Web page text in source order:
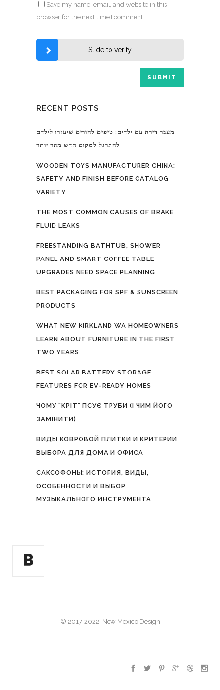
Save my name, email, and website in this
browser for the next time I comment.
Slide to verify
RECENT POSTS
מעבר דירה עם ילדים: טיפים להורים שיעזרו לילדם
להתרגל למקום חדש מהר יותר
WOODEN TOYS MANUFACTURER CHINA:
SAFETY AND FINISH BEFORE CATALOG
VARIETY
THE MOST COMMON CAUSES OF BRAKE
FLUID LEAKS
FREESTANDING BATHTUB, SHOWER
PANEL AND SMART COFFEE TABLE
UPGRADES NEED SPACE PLANNING
BEST PACKAGING FOR SPF & SUNSCREEN
PRODUCTS
WHAT NEW KIRKLAND WA HOMEOWNERS
LEARN ABOUT FURNITURE IN THE FIRST
TWO YEARS
BEST SOLAR BATTERY STORAGE
FEATURES FOR EV-READY HOMES
ЧОМУ “КРІТ” ПСУЄ ТРУБИ (І ЧИМ ЙОГО
ЗАМІНИТИ)
ВИДЫ КОВРОВОЙ ПЛИТКИ И КРИТЕРИИ
ВЫБОРА ДЛЯ ДОМА И ОФИСА
САКСОФОНЫ: ИСТОРИЯ, ВИДЫ,
ОСОБЕННОСТИ И ВЫБОР
МУЗЫКАЛЬНОГО ИНСТРУМЕНТА
© 2017-2022, New Mexico Design